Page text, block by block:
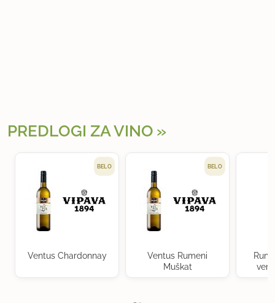
PREDLOGI ZA VINO
BELO
Ventus Chardonnay
BELO
Ventus Rumeni
Muškat